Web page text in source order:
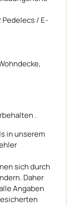
/ E-
.
in unserem
sich durch
Daher
Angaben